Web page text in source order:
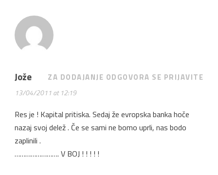
Jože
13/04/2011 at 12:19
ZA DODAJANJE ODGOVORA SE PRIJAVITE
Res je ! Kapital pritiska. Sedaj že evropska banka hoče
nazaj svoj delež . Če se sami ne bomo uprli, nas bodo
zaplinili .
……………………. V BOJ ! ! ! ! !